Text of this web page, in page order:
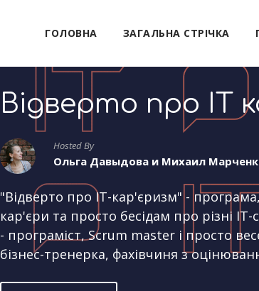
ГОЛОВНА ЗАГАЛЬНА СТРІЧКА
Відверто про IT
Hosted By
Ольга Давыдова и Михаил
"Відверто про IT-кар'єризм" -
кар'єри та просто бесідам про різні
- програміст, Scrum master і просто
бізнес-тренерка, фахівчиня з